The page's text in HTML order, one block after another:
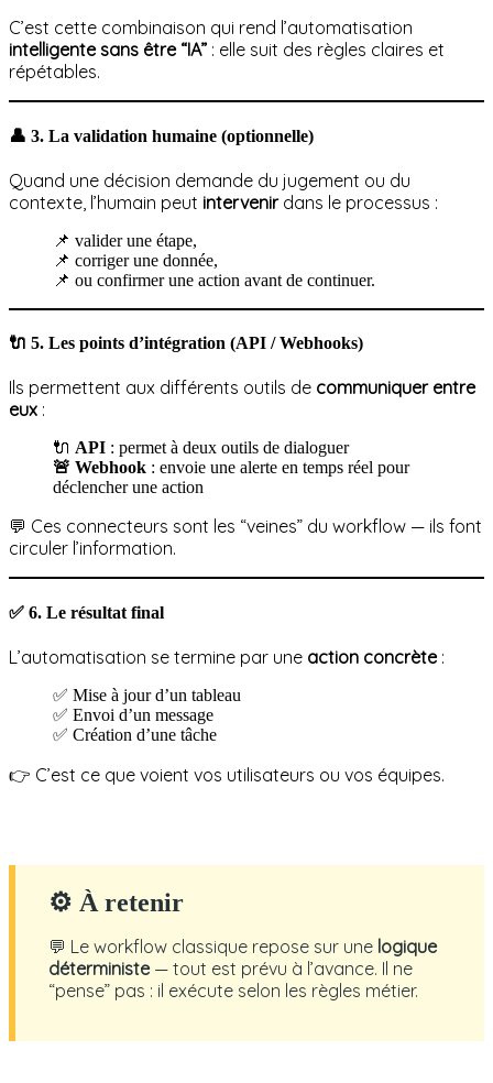
C’est cette combinaison qui rend l’automatisation
intelligente sans être “IA” : elle suit des règles claires et
répétables.
👤 3. La validation humaine (optionnelle)
Quand une décision demande du jugement ou du
contexte, l’humain peut intervenirdans le processus :
📌 valider une étape,
📌 corriger une donnée,
📌 ou confirmer une action avant de continuer.
🔌 5. Les points d’intégration (API / Webhooks)
Ils permettent aux différents outils de communiquer entre
eux :
🔌 API : permet à deux outils de dialoguer
🚨 Webhook : envoie une alerte en temps réel pour
déclencher une action
💬 Ces connecteurs sont les “veines” du workflow — ils font
circuler l’information.
✅ 6. Le résultat final
L’automatisation se termine par une action concrète:
✅ Mise à jour d’un tableau
✅ Envoi d’un message
✅ Création d’une tâche
👉 C’est ce que voient vos utilisateurs ou vos équipes.
⚙ À retenir
💬 Le workflow classique repose sur une logique
déterministe— tout est prévu à l’avance. Il ne
“pense” pas : il exécute selon les règles métier.